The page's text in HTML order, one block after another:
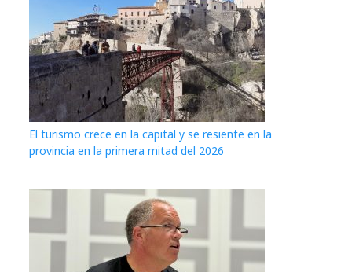
El turismo crece en la capital y se resiente en la
provincia en la primera mitad del 2026